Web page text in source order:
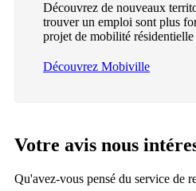
Découvrez de nouveaux
trouver un emploi sont plus
projet de mobilité résidentielle
Découvrez Mobiville
Votre avis nous
Qu'avez-vous pensé du service de